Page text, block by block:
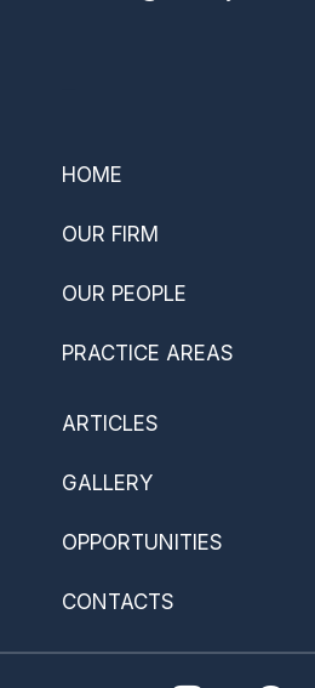
HOME
OUR FIRM
OUR PEOPLE
PRACTICE AREAS
ARTICLES
GALLERY
OPPORTUNITIES
CONTACTS